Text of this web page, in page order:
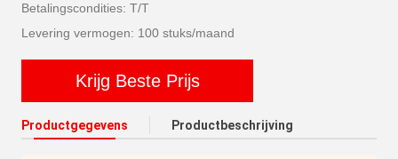
Betalingscondities: T/T
Levering vermogen: 100 stuks/maand
Krijg Beste Prijs
Productgegevens Productbeschrijving